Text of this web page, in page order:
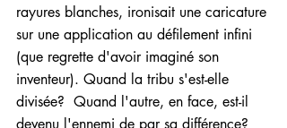
rayures blanches, ironisait une caricature
sur une application au défilement infini
(que regrette d'avoir imaginé son
inventeur). Quand la tribu s'est-elle
divisée?  Quand l'autre, en face, est-il
devenu l'ennemi de par sa différence?